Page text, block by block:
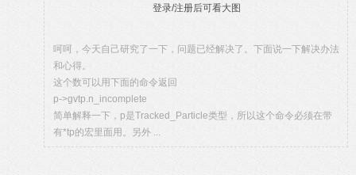
登录/注册后可看大图
呵呵，今天自己研究了一下，问题已经解决了。下面说一下解决办法
和心得。
这个数可以用下面的命令返回
p->gvtp.n_incomplete
简单解释一下，p是Tracked_Particle类型，所以这个命令必须在带
有*tp的宏里面用。另外 ...